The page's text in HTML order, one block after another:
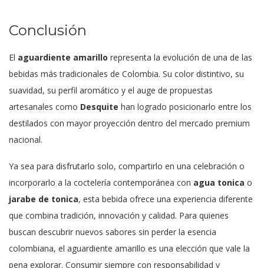
Conclusión
El aguardiente amarillo representa la evolución de una de las
bebidas más tradicionales de Colombia. Su color distintivo, su
suavidad, su perfil aromático y el auge de propuestas
artesanales como Desquite han logrado posicionarlo entre los
destilados con mayor proyección dentro del mercado premium
nacional.
Ya sea para disfrutarlo solo, compartirlo en una celebración o
incorporarlo a la coctelería contemporánea con agua tonica o
jarabe de tonica, esta bebida ofrece una experiencia diferente
que combina tradición, innovación y calidad. Para quienes
buscan descubrir nuevos sabores sin perder la esencia
colombiana, el aguardiente amarillo es una elección que vale la
pena explorar. Consumir siempre con responsabilidad y